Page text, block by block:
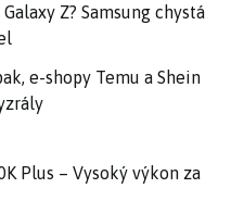
Z? Samsung chystá
e-shopy Temu a Shein
Plus – Vysoký výkon za